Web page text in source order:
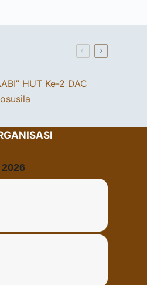
HUT Ke-2 DAC